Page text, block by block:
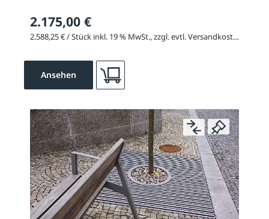
2.175,00 €
2.588,25 € / Stück inkl. 19 % MwSt., zzgl. evtl. Versandkosten
Ansehen